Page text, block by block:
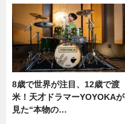
8歳で世界が注目、12歳で渡
米！天才ドラマーYOYOKAが
見た“本物の…